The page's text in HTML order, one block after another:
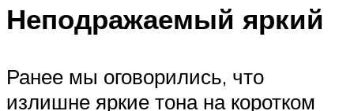
Неподражаемый яркий
Ранее мы оговорились, что
излишне яркие тона на коротком